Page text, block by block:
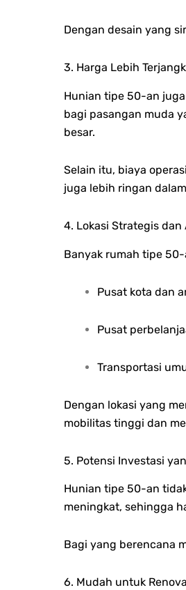
Dengan desain yang
3. Harga Lebih
Hunian tipe 50-an
bagi pasangan muda
besar.
Selain itu, biaya
juga lebih ringan
4. Lokasi Strategis dan
Banyak rumah tipe
Pusat kota dan
Pusat
Transportasi
Dengan lokasi yang
mobilitas tinggi dan
5. Potensi Investasi
Hunian tipe 50-an
meningkat, sehingga
Bagi yang berencana
6. Mudah untuk